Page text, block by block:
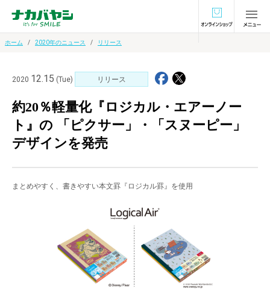
オンラインショ
ホーム 2020年のニュース リリース
2020 12.15 (Tue) リリース
約20％軽量化『ロジカル・エアーノー
ト』の 「ピクサー」・「スヌーピー」
デザインを発売
まとめやすく、書きやすい本文罫『ロジカル罫』を使用